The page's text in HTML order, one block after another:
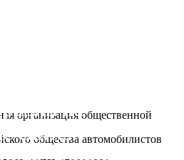
на
сайта.
организация общественной
общества автомобилистов